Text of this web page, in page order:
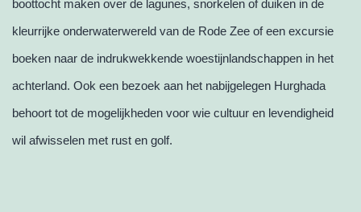
boottocht maken over de lagunes, snorkelen of duiken in de
kleurrijke onderwaterwereld van de Rode Zee of een excursie
boeken naar de indrukwekkende woestijnlandschappen in het
achterland. Ook een bezoek aan het nabijgelegen Hurghada
behoort tot de mogelijkheden voor wie cultuur en levendigheid
wil afwisselen met rust en golf.